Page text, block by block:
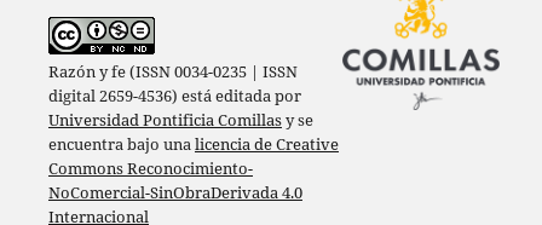
Razón y fe (ISSN 0034-0235 | ISSN
digital 2659-4536) está editada por
Universidad Pontificia Comillasy se
encuentra bajo unalicencia de Creative
Commons Reconocimiento-
NoComercial-SinObraDerivada 4.0
Internacional